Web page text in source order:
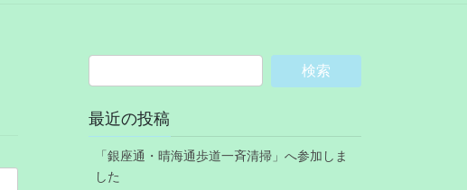
最近の投稿
「銀座通・晴海通歩道一斉清掃」へ参加しま
した